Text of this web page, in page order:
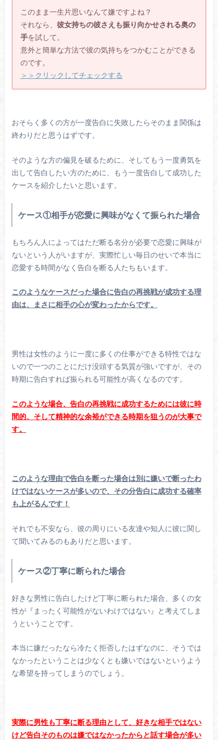
このまま一生片思いなんて嫌ですよね？
それなら、 彼女持ちの彼さえも振り向かせされる奥の
手を試して。
意外と簡単な方法で彼の気持ちをつかむことができる
のです。
＞＞クリックしてチェックする
おそらく多くの方が一度告白に失敗したらそのまま関係は
終わりだと思うはずです。
そのような方の偏見を破るために、そしてもう一度勇気を
出して告白したい方のために、もう一度告白して成功した
ケースを紹介したいと思います。
ケース①相手が恋愛に興味がなくて振られた場合
もちろん人によってはただ断る名分が必要で恋愛に興味が
ないという人がいますが、実際忙しい毎日のせいで本当に
恋愛する時間がなく告白を断る人たちもいます。
このようなケースだった場合に告白の再挑戦が成功する理
由は、まさに相手の心が変わったからです。
男性は女性のように一度に多くの仕事ができる特性ではな
いので一つのことにだけ没頭する気質が強いですが、その
時期に告白すれば振られる可能性が高くなるのです。
このような場合、告白の再挑戦に成功するためには彼に時
間的、そして精神的な余裕ができる時期を狙うのが大事で
す。
このような理由で告白を断った場合は別に嫌いで断ったわ
けではないケースが多いので、その分告白に成功する確率
も上がるんです！
それでも不安なら、彼の周りにいる友達や知人に彼に関し
て聞いてみるのもありだと思います。
ケース②丁寧に断られた場合
好きな男性に告白したけど丁寧に断られた場合、多くの女
性が『まったく可能性がないわけではない』と考えてしま
うということです。
本当に嫌だったなら冷たく拒否したはずなのに、そうでは
なかったということは少なくとも嫌いではないというよう
な希望を持ってしまうのでしょう。
実際に男性も丁寧に断る理由として、好きな相手ではない
けど告白そのものは嫌ではなかったからと話す場合が多い